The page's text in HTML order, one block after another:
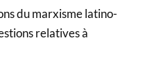
du marxisme latino-
relatives à